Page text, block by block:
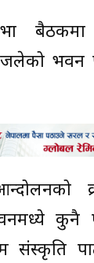
भवन
संस्कृति